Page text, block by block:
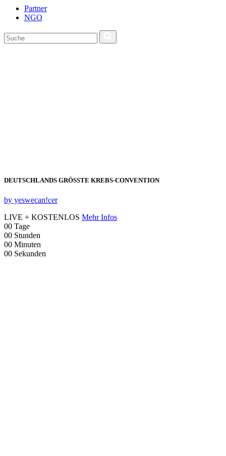
Partner
NGO
DEUTSCHLANDS GRÖSSTE KREBS‑CONVENTION
by yeswecan!cer
LIVE + KOSTENLOS Mehr Infos
00 Tage
00 Stunden
00 Minuten
00 Sekunden